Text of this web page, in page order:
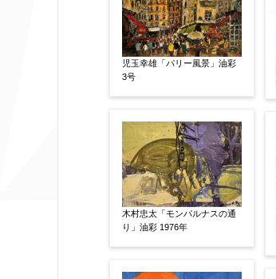
作品の画題 【任意】
作品の技法
日本画
油彩画
その他
絵の画面サイズ 【任意】
体裁 【任意】
額装
軸装
児玉幸雄「パリー風景」油彩
3号
木村忠太「モンパルナスの通
り」油彩 1976年